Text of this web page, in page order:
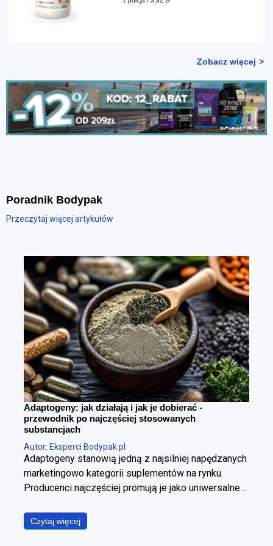
Zobacz więcej
Poradnik Bodypak
Przeczytaj więcej artykułów
Adaptogeny: jak działają i jak je dobierać -
przewodnik po najczęściej stosowanych
substancjach
Autor: Eksperci Bodypak.pl
Adaptogeny stanowią jedną z najsilniej napędzanych
marketingowo kategorii suplementów na rynku.
Producenci najczęściej promują je jako uniwersalne
snu, wzrost poziomu energii, wyostrzenie
koncentracji, redukcję stresu oraz wzmocnienie
Czytaj więcej